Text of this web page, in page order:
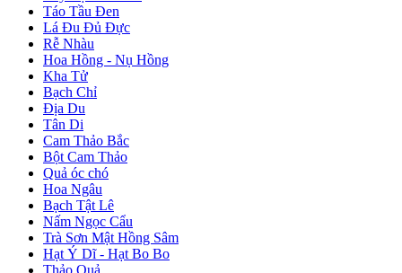
Táo Tầu Đen
Lá Đu Đủ Đực
Rễ Nhàu
Hoa Hồng - Nụ Hồng
Kha Tử
Bạch Chỉ
Địa Du
Tân Di
Cam Thảo Bắc
Bột Cam Thảo
Quả óc chó
Hoa Ngâu
Bạch Tật Lê
Nấm Ngọc Cẩu
Trà Sơn Mật Hồng Sâm
Hạt Ý Dĩ - Hạt Bo Bo
Thảo Quả